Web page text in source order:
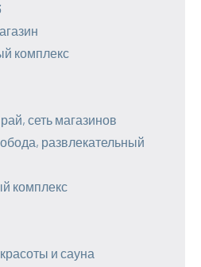
комплекс
сеть магазинов
развлекательный
комплекс
и сауна